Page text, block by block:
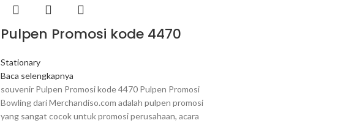
Pulpen Promosi kode 4470
Stationary
Baca selengkapnya
souvenir Pulpen Promosi kode 4470 Pulpen Promosi
Bowling dari Merchandiso.com adalah pulpen promosi
yang sangat cocok untuk promosi perusahaan, acara